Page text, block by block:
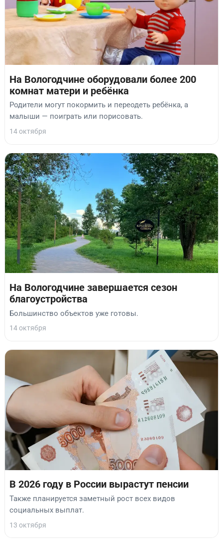
На Вологодчине оборудовали более 200
комнат матери и ребёнка
Родители могут покормить и переодеть ребёнка, а
малыши — поиграть или порисовать.
14 октября
На Вологодчине завершается сезон
благоустройства
Большинство объектов уже готовы.
14 октября
В 2026 году в России вырастут пенсии
Также планируется заметный рост всех видов
социальных выплат.
13 октября